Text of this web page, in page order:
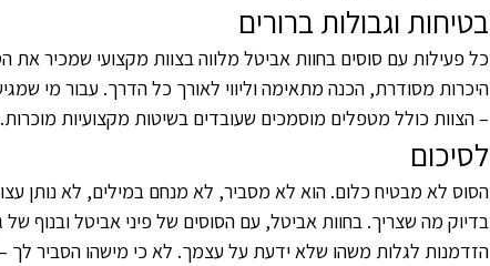
בטיחות וגבולות ברורים
כל פעילות עם סוסים בחוות אביטל מלווה בצוות מקצועי שמכיר
היכרות מסודרת, הכנה מתאימה וליווי לאורך כל הדרך. עבור מי
– הצוות כולל מטפלים מוסמכים שעובדים בשיטות מקצועיות מוכרות.
לסיכום
הסוס לא מבטיח כלום. הוא לא מסביר, לא מנחם במילים, לא נותן
בדיוק מה שצריך. בחוות אביטל, עם הסוסים של פיני אביטל ובנוף
הזדמנות לגלות משהו שלא ידעת על עצמך. לא כי מישהו הסביר לך